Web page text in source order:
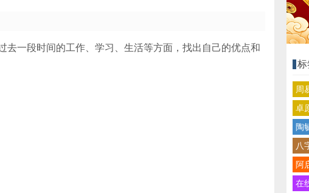
一段时间的工作、学习、生活等方面，找出自己的优点和
标
周
卓
陶
八
阿
在